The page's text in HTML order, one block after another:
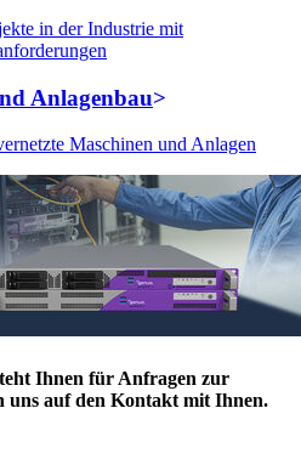
in der Industrie mit
Anlagenbau
Maschinen und Anlagen
Ihnen für Anfragen zur
uns auf den Kontakt mit Ihnen.